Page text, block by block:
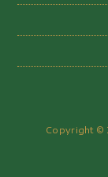
Copyright ©